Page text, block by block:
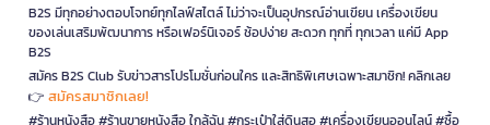
B2S มีทุกอย่างตอบโจทย์ทุกไลฟ์สไตล์ ไม่ว่าจะเป็นอุปกรณ์อ่านเขียน เครื่องเขียน
ของเล่นเสริมพัฒนาการ หรือเฟอร์นิเจอร์ ช้อปง่าย สะดวก ทุกที่ ทุกเวลา แค่มี App
B2S
สมัคร B2S Club รับข่าวสารโปรโมชั่นก่อนใคร และสิทธิพิเศษเฉพาะสมาชิก! คลิกเลย
👉 สมัครสมาชิกเลย!
#ร้านหนังสือ #ร้านขายหนังสือ ใกล้ฉัน #กระเป๋าใส่ดินสอ #เครื่องเขียนออนไลน์ #ซื้อ